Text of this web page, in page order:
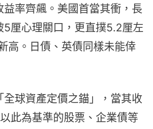
率齊飆。美國首當其衝，長
5厘心理關口，更直撲5.2厘左
高。日債、英債同樣未能倖
球資產定價之錨」，當其收
此為基準的股票、企業債等